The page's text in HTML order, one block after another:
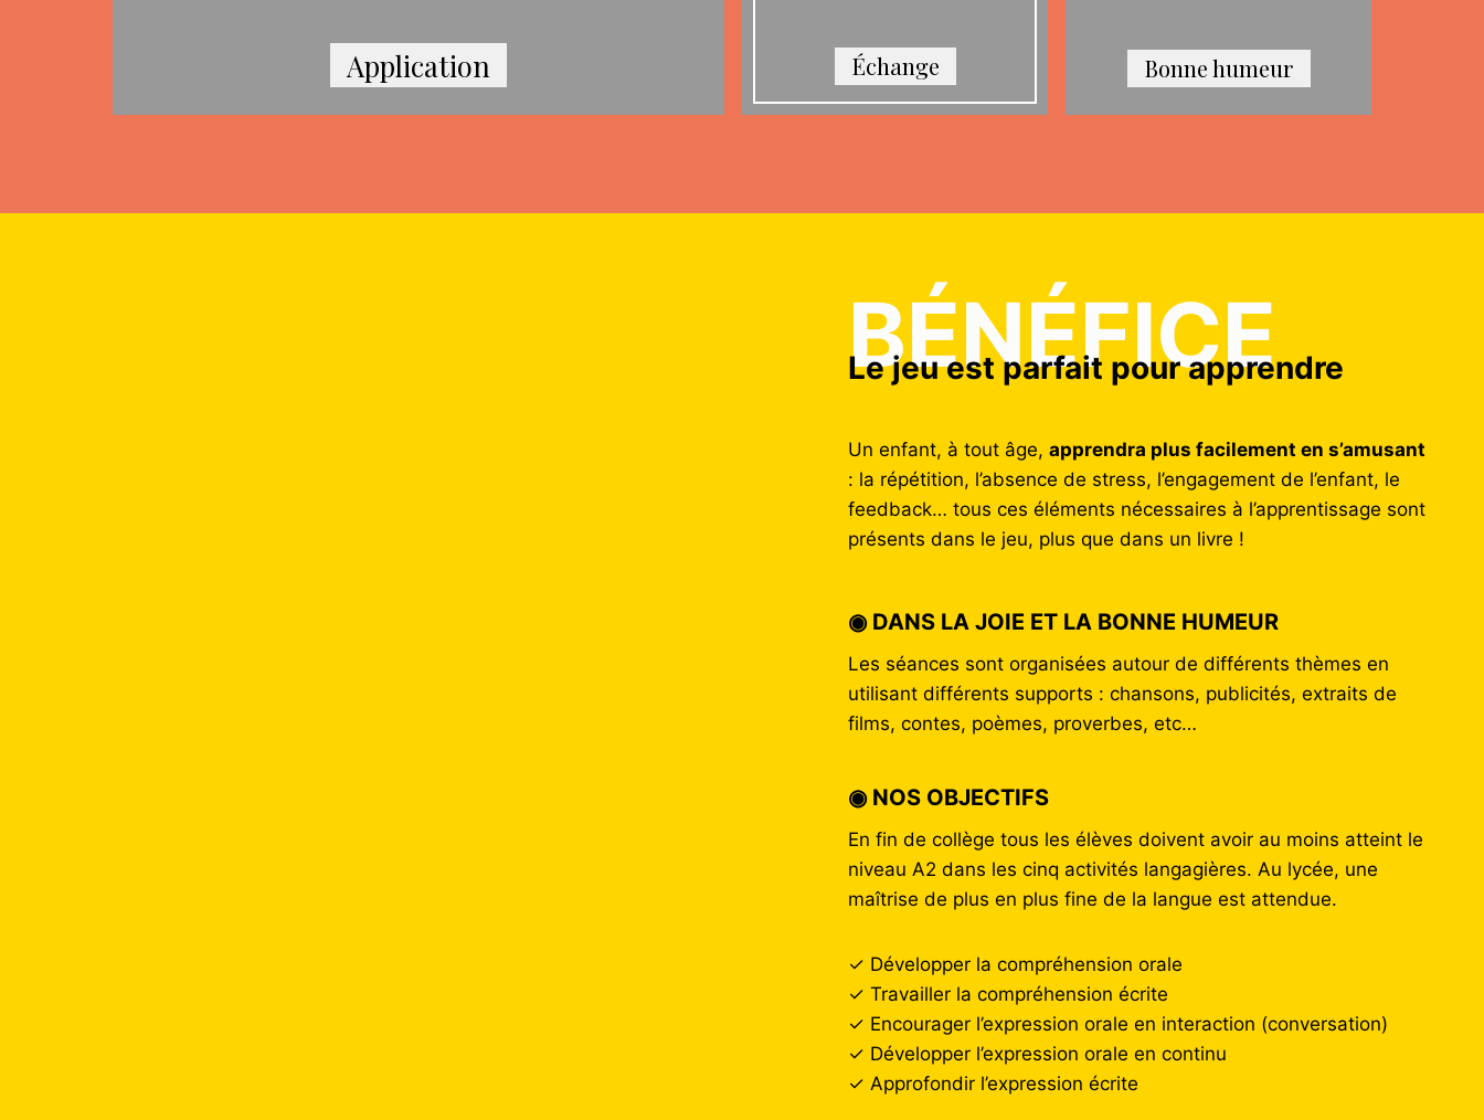
Application Échange Bonne humeur
BÉNÉFICE
Le jeu est parfait pour apprendre
Un enfant, à tout âge, apprendra plus facilement en s’amusant
: la répétition, l’absence de stress, l’engagement de l’enfant, le
feedback… tous ces éléments nécessaires à l’apprentissage sont
présents dans le jeu, plus que dans un livre !
◉ DANS LA JOIE ET LA BONNE HUMEUR
Les séances sont organisées autour de différents thèmes en
utilisant différents supports : chansons, publicités, extraits de
films, contes, poèmes, proverbes, etc…
◉ NOS OBJECTIFS
En fin de collège tous les élèves doivent avoir au moins atteint le
niveau A2 dans les cinq activités langagières. Au lycée, une
maîtrise de plus en plus fine de la langue est attendue.
✓ Développer la compréhension orale
✓ Travailler la compréhension écrite
✓ Encourager l’expression orale en interaction (conversation)
✓ Développer l’expression orale en continu
✓ Approfondir l’expression écrite